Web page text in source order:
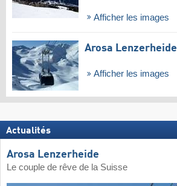
Afficher les images
Arosa Lenzerheide
Afficher les images
Actualités
Arosa Lenzerheide
Le couple de rêve de la Suisse